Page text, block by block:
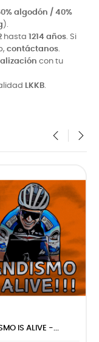
algodón / 40%
).
hasta 1214 años. Si
contáctanos.
con tu
LKKB.
IS ALIVE -...